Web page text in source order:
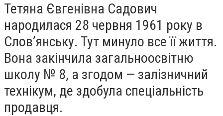
Тетяна Євгенівна Садович
народилася 28 червня 1961 року в
Слов’янську. Тут минуло все її життя.
Вона закінчила загальноосвітню
школу № 8, а згодом — залізничний
технікум, де здобула спеціальність
продавця.